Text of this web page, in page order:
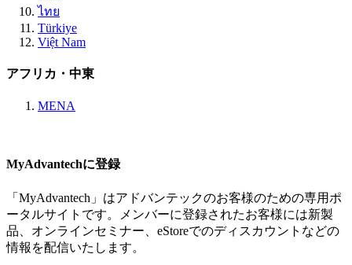
ไทย
Türkiye
Việt Nam
アフリカ・中東
MENA
MyAdvantechに登録
「MyAdvantech」はアドバンテックのお客様のための専用ポ
ータルサイトです。メンバーに登録されたお客様には新製
品、オンラインセミナー、eStoreでのディスカウントなどの
情報を配信いたします。